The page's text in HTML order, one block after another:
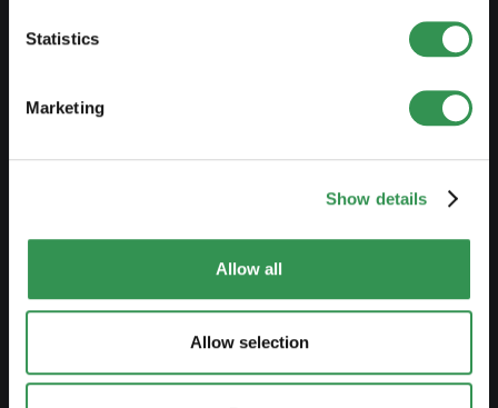
Statistics
Marketing
Show details
Allow all
Allow selection
Modifiche registro di commercio
Trasformazione SnC in SA
Modifica statuti
GESTIRE